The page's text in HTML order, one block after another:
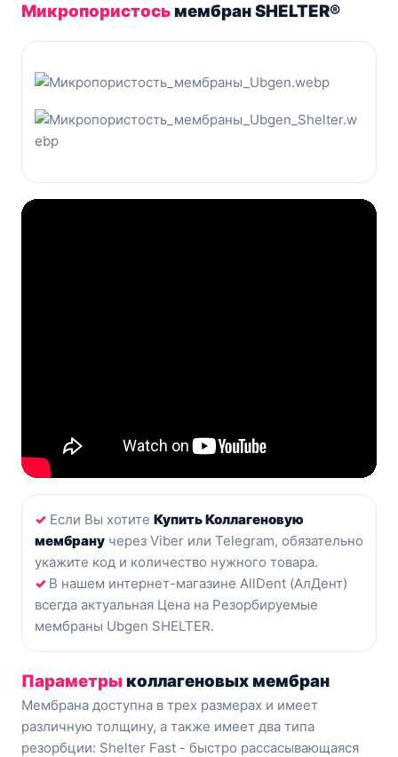
Микропористось мембран SHELTER®
✓ Eсли Вы хотите Купить Коллагеновую
мембрану через Viber или Telegram, обязательно
укажите код и количество нужного товара.
✓ В нашем интернет-магазине AllDent (АлДент)
всегда актуальная Цена на Резорбируемые
мембраны Ubgen SHELTER.
Параметры коллагеновых мембран
Мембрана доступна в трех размерах и имеет
различную толщину, а также имеет два типа
резорбции: Shelter Fast - быстро рассасывающаяся